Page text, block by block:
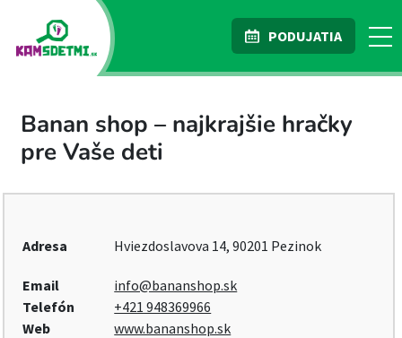
PODUJATIA
Banan shop – najkrajšie hračky
pre Vaše deti
Adresa Hviezdoslavova 14, 90201 Pezinok
Email
info@bananshop.sk
Telefón
+421 948369966
Web
www.bananshop.sk